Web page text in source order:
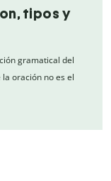
tipos y
gramatical del
oración no es el